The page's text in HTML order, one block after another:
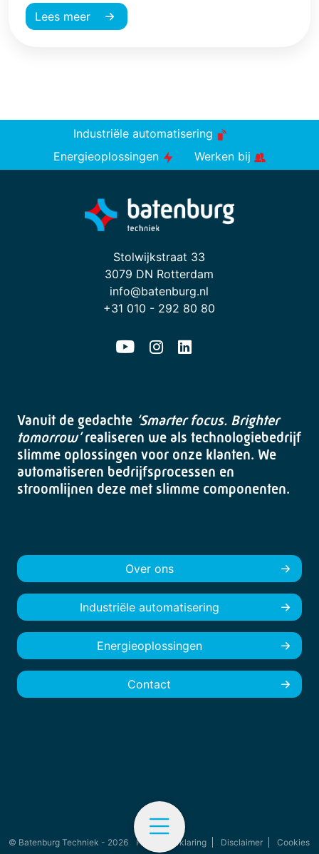
Lees meer
Industriële automatisering
Energieoplossingen
Werken bij
Stolwijkstraat 33
3079 DN Rotterdam
info@batenburg.nl
+31 010 - 292 80 80
Vanuit de gedachte ‘Smarter focus. Brighter
tomorrow’realiseren we als technologiebedrijf
slimme oplossingen voor onze klanten. We
automatiseren bedrijfsprocessen en
stroomlijnen deze met slimme componenten.
Over ons
Industriële automatisering
Energieoplossingen
Contact
© Batenburg Techniek - 2026 Privacyverklaring Disclaimer Cookies